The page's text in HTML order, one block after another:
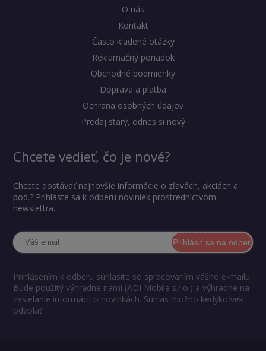
O nás
Kontakt
Často kladené otázky
Reklamačný poriadok
Obchodné podmienky
Doprava a platba
Ochrana osobných údajov
Predaj starý, odnes si nový
Chcete vedieť, čo je nové?
Chcete dostávať najnovšie informácie o zľavách, akciách a
pod.? Prihláste sa k odberu noviniek prostredníctvom
newslettra.
Prihlásiť sa na odber
Prihlásením k odberu súhlasíte so spracovaním vášho e-mailu.
Bude použitý výhradne nami (ADI Mobile s.r.o.) a výhradne na
zasielanie informácií o novinkách. Súhlas možno kedykoľvek
odvolať.